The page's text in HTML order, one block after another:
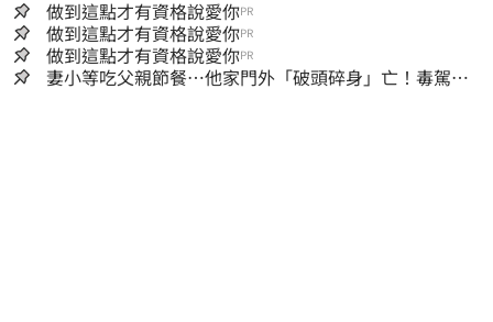
做到這點才有資格說愛你PR
做到這點才有資格說愛你PR
做到這點才有資格說愛你PR
妻小等吃父親節餐⋯他家門外「破頭碎身」亡！毒駕男